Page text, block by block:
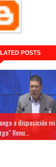
POSTS
a disposición mi
Renu...